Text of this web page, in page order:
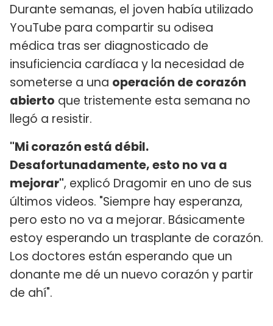
Durante semanas, el joven había utilizado
YouTube para compartir su odisea
médica tras ser diagnosticado de
insuficiencia cardíaca y la necesidad de
someterse a una operación de corazón
abierto que tristemente esta semana no
llegó a resistir.
"Mi corazón está débil.
Desafortunadamente, esto no va a
mejorar", explicó Dragomir en uno de sus
últimos videos. "Siempre hay esperanza,
pero esto no va a mejorar. Básicamente
estoy esperando un trasplante de corazón.
Los doctores están esperando que un
donante me dé un nuevo corazón y partir
de ahí".